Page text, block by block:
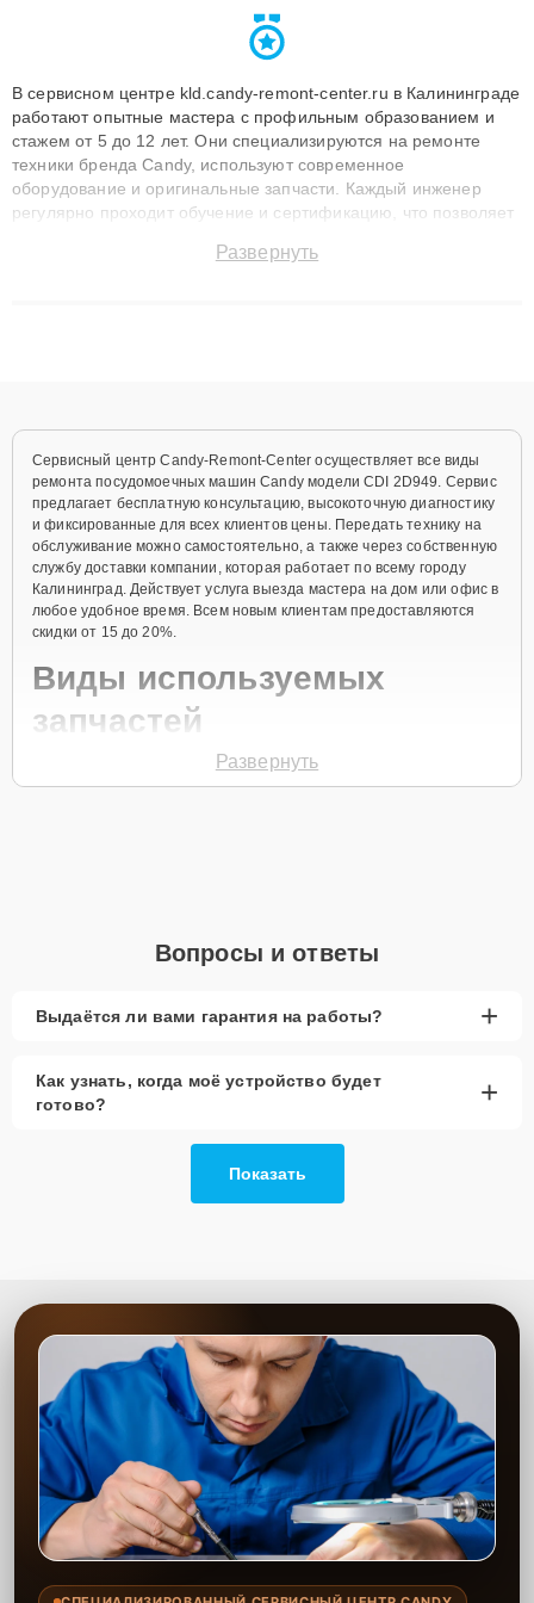
В сервисном центре kld.candy-remont-center.ru в Калининграде
работают опытные мастера с профильным образованием и
стажем от 5 до 12 лет. Они специализируются на ремонте
техники бренда Candy, используют современное
оборудование и оригинальные запчасти. Каждый инженер
регулярно проходит обучение и сертификацию, что позволяет
технику с сохранением гарантии до 3 лет. Наши мастера
Развернуть
Сервисный центр Candy-Remont-Center осуществляет все виды
ремонта посудомоечных машин Candy модели CDI 2D949. Сервис
предлагает бесплатную консультацию, высокоточную диагностику
и фиксированные для всех клиентов цены. Передать технику на
обслуживание можно самостоятельно, а также через собственную
службу доставки компании, которая работает по всему городу
Калининград. Действует услуга выезда мастера на дом или офис в
любое удобное время. Всем новым клиентам предоставляются
скидки от 15 до 20%.
Виды используемых
запчастей
Для ремонта посудомоечной машины модели CDI 2D949
активное использование устройства дольше
запчастей.
рассмотреть вариант с использованием
качественного аналога брендовой детали.
высококачественные запчасти, будь это 100% оригинал, или
надежные аналоги проверенных и зарекомендовавших себя
Позвонить по телефону горячей линии или
запросить обратный звонок через Форму заявки
для быстрого уточнения деталей.
Привезти устройство в ближайший центр или
передать аппарат курьеру службы доставки,
дождаться результатов диагностики и принять
решение.
Дождаться оповещения о готовности и забрать
устройство самостоятельно или воспользоваться
курьерской доставкой.
Развернуть
Вопросы и ответы
Выдаётся ли вами гарантия на работы? +
Как узнать, когда моё устройство будет
готово?
+
Показать